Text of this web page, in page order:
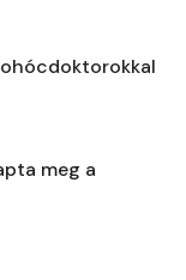
meg a